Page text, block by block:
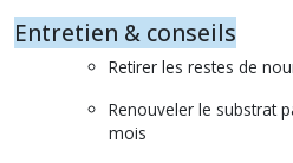
Entretien & conseils
Retirer les restes de
Renouveler le substrat
mois